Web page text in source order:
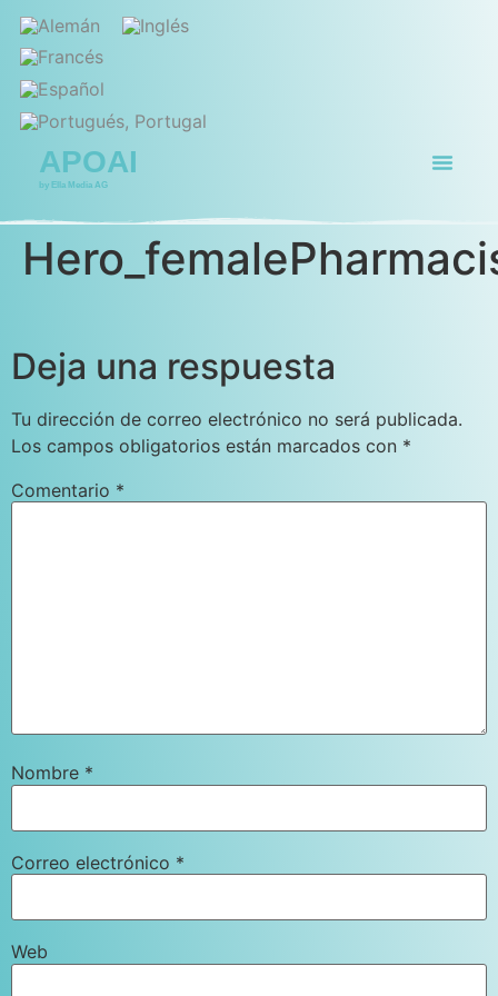
APOAI
by Ella Media AG
Deja una respuesta
Tu dirección de correo electrónico no será publicada.
Los campos obligatorios están marcados con *
Comentario *
Nombre *
Correo electrónico *
Web